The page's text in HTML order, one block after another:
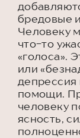
бредовые
Человеку
что-то
«голоса».
или
депрессия
помощи.
человеку
ясность,